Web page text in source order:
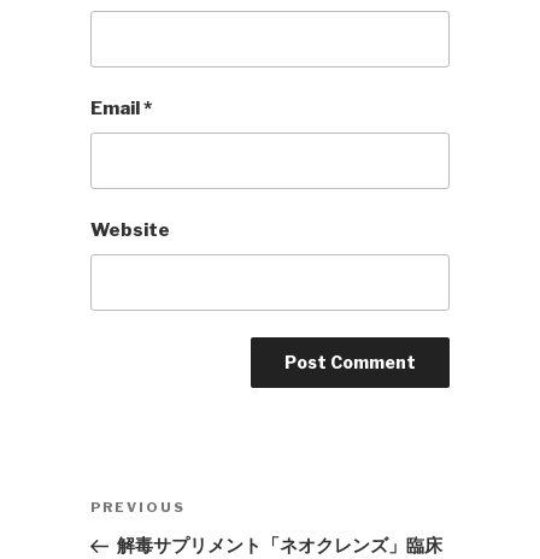
Email*
Website
navigation
Previous
Post
PREVIOUS
解毒サプリメント「ネオクレンズ」臨床